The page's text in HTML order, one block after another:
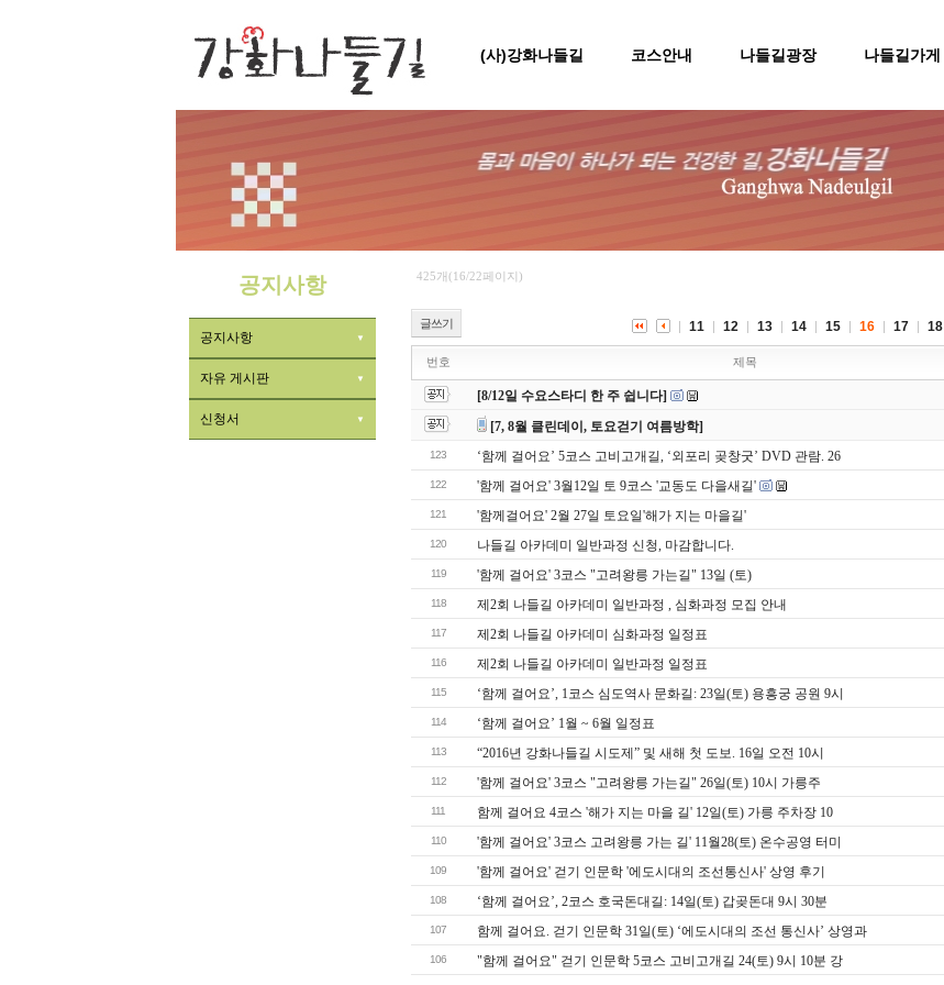
(사)강화나들길 코스안내 나들길광장 나들길가게
공지사항
공지사항
자유 게시판
신청서
425개(16/22페이지)
글쓰기 11 12 13 14 15 16 17 18
번호 제목
[8/12일 수요스타디 한 주 쉽니다]
[7, 8월 클린데이, 토요걷기 여름방학]
123 ‘함께 걸어요’ 5코스 고비고개길, ‘외포리 곶창굿’ DVD 관람. 26
122 '함께 걸어요' 3월12일 토 9코스 '교동도 다을새길'
121 '함께걸어요' 2월 27일 토요일'해가 지는 마을길'
120 나들길 아카데미 일반과정 신청, 마감합니다.
119 '함께 걸어요' 3코스 "고려왕릉 가는길" 13일 (토)
118 제2회 나들길 아카데미 일반과정 , 심화과정 모집 안내
117 제2회 나들길 아카데미 심화과정 일정표
116 제2회 나들길 아카데미 일반과정 일정표
115 ‘함께 걸어요’, 1코스 심도역사 문화길: 23일(토) 용흥궁 공원 9시
114 ‘함께 걸어요’ 1월 ~ 6월 일정표
113 “2016년 강화나들길 시도제” 및 새해 첫 도보. 16일 오전 10시
112 '함께 걸어요' 3코스 "고려왕릉 가는길" 26일(토) 10시 가릉주
111 함께 걸어요 4코스 '해가 지는 마을 길' 12일(토) 가릉 주차장 10
110 '함께 걸어요' 3코스 고려왕릉 가는 길' 11월28(토) 온수공영 터미
109 '함께 걸어요' 걷기 인문학 '에도시대의 조선통신사' 상영 후기
108 ‘함께 걸어요’, 2코스 호국돈대길: 14일(토) 갑곶돈대 9시 30분
107 함께 걸어요. 걷기 인문학 31일(토) ‘에도시대의 조선 통신사’ 상영과
106 "함께 걸어요" 걷기 인문학 5코스 고비고개길 24(토) 9시 10분 강